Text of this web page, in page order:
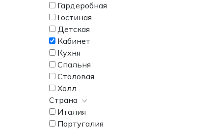
Гардеробная
Гостиная
Детская
Кабинет
Кухня
Спальня
Столовая
Холл
Страна
Италия
Португалия